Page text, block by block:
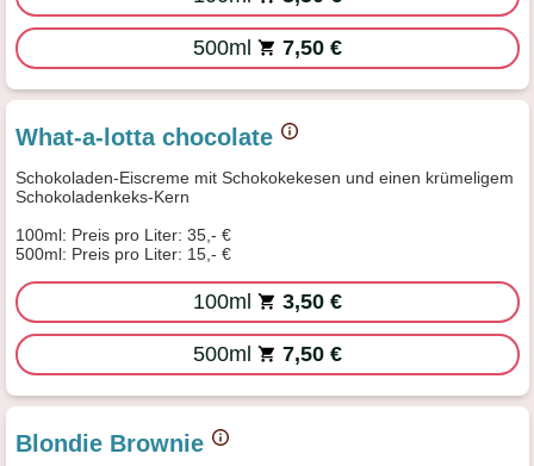
500ml 7,50 €
What-a-lotta chocolate
Schokoladen-Eiscreme mit Schokokekesen und einen krümeligem
Schokoladenkeks-Kern
100ml: Preis pro Liter: 35,- €
500ml: Preis pro Liter: 15,- €
100ml 3,50 €
500ml 7,50 €
Blondie Brownie